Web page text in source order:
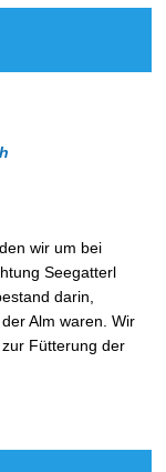
wir um bei
Seegatterl
darin,
Alm waren. Wir
Fütterung der